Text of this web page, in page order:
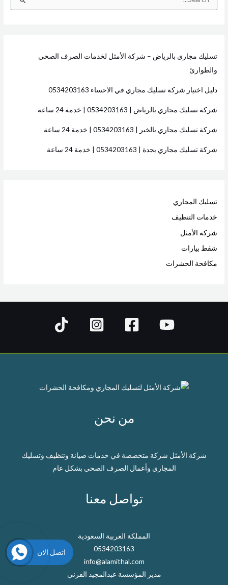
ث
ع
تسليك مجاري بالرياض – شركة الأمثل لخدمات الصرف الصحي
والطوارئ
دليل اختيار شركة تسليك مجاري في الاحساء 0534203163
شركة تسليك مجاري بالرياض | 0534203163 | خدمة 24 ساعة
شركة تسليك مجاري بالخبر | 0534203163 | خدمة 24 ساعة
شركة تسليك مجاري بجدة | 0534203163 | خدمة 24 ساعة
تسليك المجاري
خدمات التنظيف
شركة الأمثل
شفط بيارات
مكافحة الحشرات
من نحن
شركة الأمثل شركة متخصصة في خدمات صيانة وتنظيف وتسليك
المجاري وأعمال الصرف الصحي بشكل عام
تواصل معنا
المملكة العربية السعودية
0534203163
info@alamithal.com
مدير المؤسسة عبدالمجيد القرني
اتصل الان